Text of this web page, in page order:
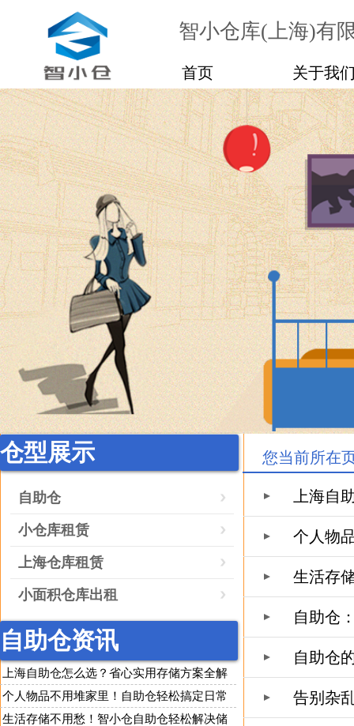
首页 关于我
智小仓库(上海)有
自助仓
小仓库租赁
上海仓库租赁
小面积仓库出租
仓型展示 您当前所在
上海自
个人物
生活存
自助仓
自助仓
告别杂
自助仓资讯
上海自助仓怎么选？省心实用存储方案全解
析
个人物品不用堆家里！自助仓轻松搞定日常
寄存
生活存储不用愁！智小仓自助仓轻松解决储